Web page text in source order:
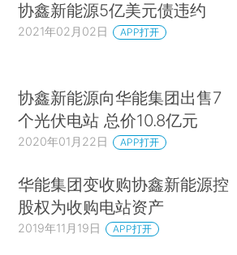
协鑫新能源5亿美元债违约
2021年02月02日 APP打开
协鑫新能源向华能集团出售7
个光伏电站 总价10.8亿元
2020年01月22日 APP打开
华能集团变收购协鑫新能源控
股权为收购电站资产
2019年11月19日 APP打开